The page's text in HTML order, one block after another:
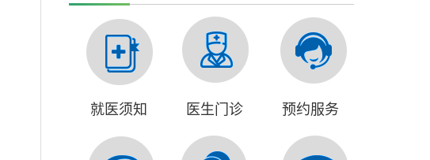
就医须知 医生门诊 预约服务